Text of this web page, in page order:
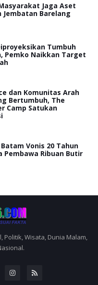
Jaga Aset
Jembatan Barelang
Tumbuh
Pemko Naikkan Target
dan Komunitas Arah
Bertumbuh, The
Camp Satukan
Vonis 20 Tahun
Pembawa Ribuan Butir
Politik, Wisata, Dunia Malam,